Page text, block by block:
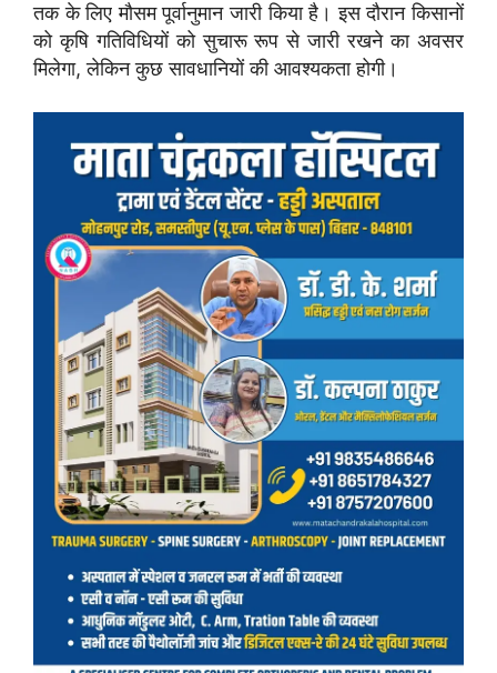
तक के लिए मौसम पूर्वानुमान जारी किया है। इस दौरान किसानों
को कृषि गतिविधियों को सुचारू रूप से जारी रखने का अवसर
मिलेगा, लेकिन कुछ सावधानियों की आवश्यकता होगी।